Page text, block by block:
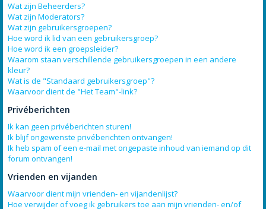
Wat zijn Beheerders?
Wat zijn Moderators?
Wat zijn gebruikersgroepen?
Hoe word ik lid van een gebruikersgroep?
Hoe word ik een groepsleider?
Waarom staan verschillende gebruikersgroepen in een andere
kleur?
Wat is de "Standaard gebruikersgroep"?
Waarvoor dient de "Het Team"-link?
Privéberichten
Ik kan geen privéberichten sturen!
Ik blijf ongewenste privéberichten ontvangen!
Ik heb spam of een e-mail met ongepaste inhoud van iemand op dit
forum ontvangen!
Vrienden en vijanden
Waarvoor dient mijn vrienden- en vijandenlijst?
Hoe verwijder of voeg ik gebruikers toe aan mijn vrienden- en/of